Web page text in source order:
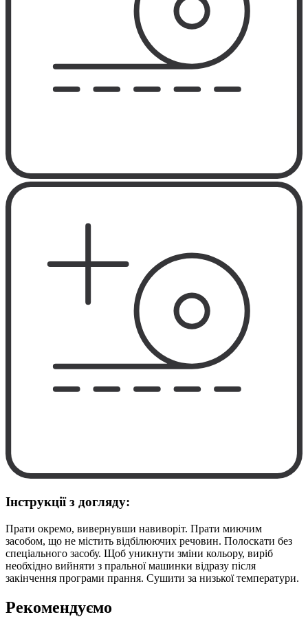
Інструкції з догляду:
Прати окремо, вивернувши навиворіт. Прати миючим
засобом, що не містить відбілюючих речовин. Полоскати без
спеціального засобу. Щоб уникнути зміни кольору, виріб
необхідно вийняти з пральної машинки відразу після
закінчення програми прання. Сушити за низької температури.
Рекомендуємо